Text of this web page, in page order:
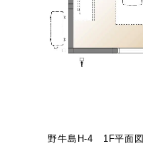
野牛島H-4 1F平面図